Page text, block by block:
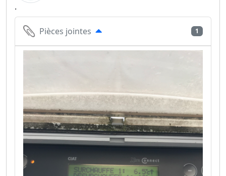
.
Pièces jointes 1